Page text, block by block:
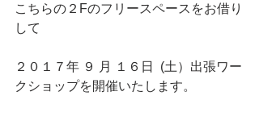
こちらの２Fのフリースペースをお借り
して
２０１７年 ９ 月 １６日  (土）出張ワー
クショップを開催いたします。